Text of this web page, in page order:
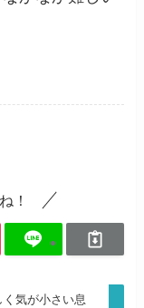
！
く気が小さい息